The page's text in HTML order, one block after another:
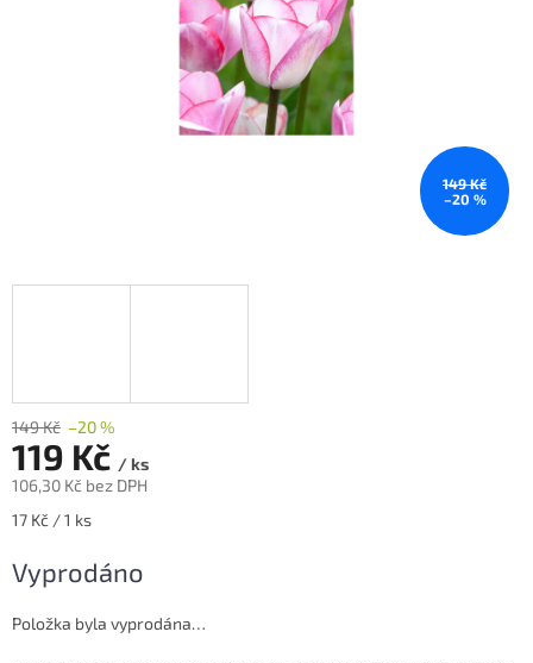
149 Kč
–20 %
149 Kč –20 %
119 Kč / ks
106,30 Kč bez DPH
Měrná
17 Kč / 1 ks
Vyprodáno
Položka byla vyprodána…